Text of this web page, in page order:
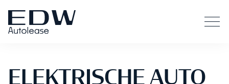
ELEKTRISCHE AUTO